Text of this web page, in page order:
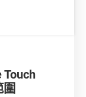
圍